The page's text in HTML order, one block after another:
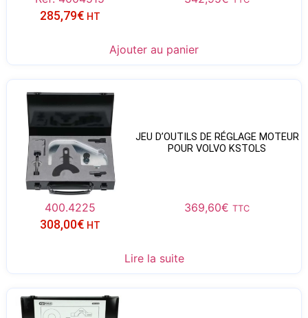
285,79€ HT
Ajouter au panier
JEU D’OUTILS DE RÉGLAGE MOTEUR
POUR VOLVO KSTOLS
400.4225 369,60€ TTC
308,00€ HT
Lire la suite